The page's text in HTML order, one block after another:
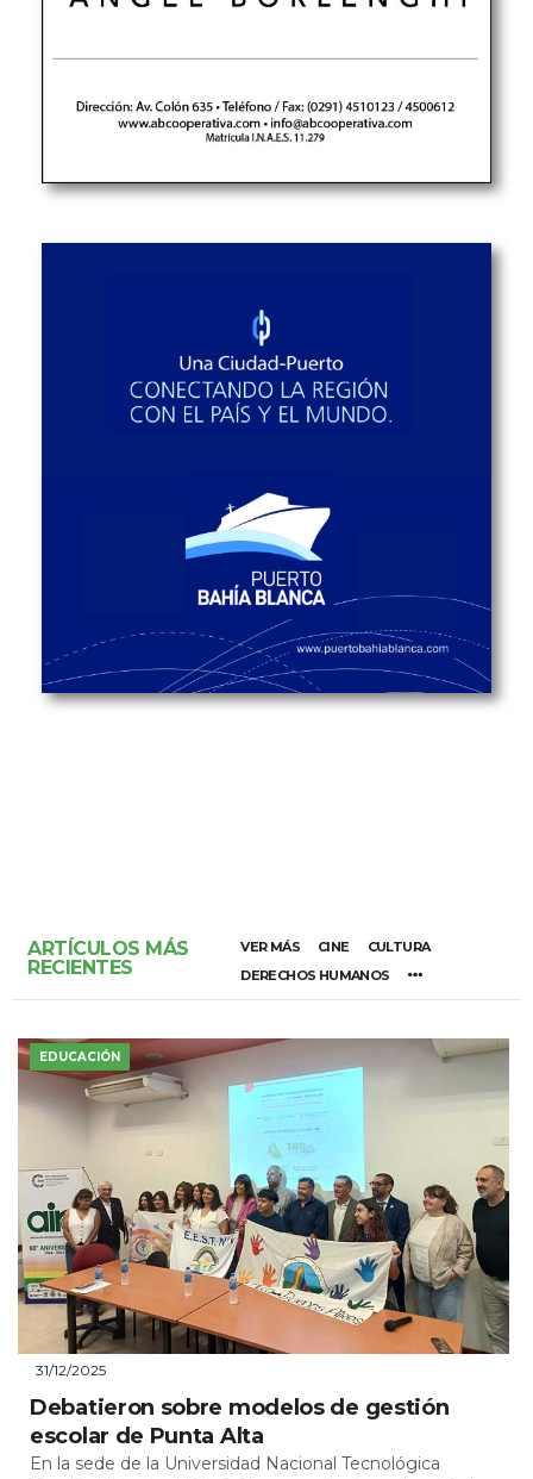
ARTÍCULOS MÁS
RECIENTES
VER MÁS CINE
CULTURA
DERECHOS HUMANOS
EDUCACIÓN
31/12/2025
Debatieron sobre modelos de gestión
escolar de Punta Alta
En la sede de la Universidad Nacional Tecnológica